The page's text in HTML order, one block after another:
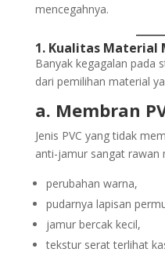
mencegahnya.
1. Kualitas Material
Banyak kegagalan pada
dari pemilihan material
a. Membran
Jenis PVC yang tidak
anti-jamur sangat rawan
perubahan warna,
pudarnya lapisan
jamur bercak kecil,
tekstur serat terlihat